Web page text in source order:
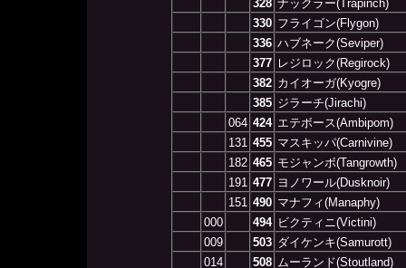
328 ナックラー(Trapinch)
330 フライゴン(Flygon)
336 ハブネーク(Seviper)
377 レジロック(Regirock)
382 カイオーガ(Kyogre)
385 ジラーチ(Jirachi)
064 424 エテボース(Ambipom)
131 455 マスキッパ(Carnivine)
182 465 モジャンボ(Tangrowth)
191 477 ヨノワール(Dusknoir)
151 490 マナフィ(Manaphy)
000
494 ビクティニ(Victini)
009
503 ダイケンキ(Samurott)
014
508 ムーランド(Stoutland)